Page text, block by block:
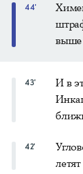
44'
выше
43'
И в
42'